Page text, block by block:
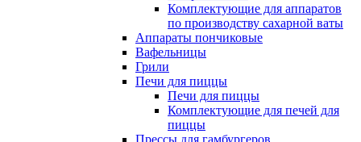
Комплектующие для аппаратов
по производству сахарной ваты
Аппараты пончиковые
Вафельницы
Грили
Печи для пиццы
Печи для пиццы
Комплектующие для печей для
пиццы
Прессы для гамбургеров